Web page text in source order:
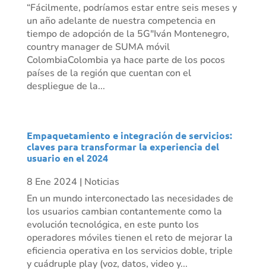
“Fácilmente, podríamos estar entre seis meses y
un año adelante de nuestra competencia en
tiempo de adopción de la 5G"Iván Montenegro,
country manager de SUMA móvil
ColombiaColombia ya hace parte de los pocos
países de la región que cuentan con el
despliegue de la...
Empaquetamiento e integración de servicios:
claves para transformar la experiencia del
usuario en el 2024
8 Ene 2024 | Noticias
En un mundo interconectado las necesidades de
los usuarios cambian contantemente como la
evolución tecnológica, en este punto los
operadores móviles tienen el reto de mejorar la
eficiencia operativa en los servicios doble, triple
y cuádruple play (voz, datos, video y...